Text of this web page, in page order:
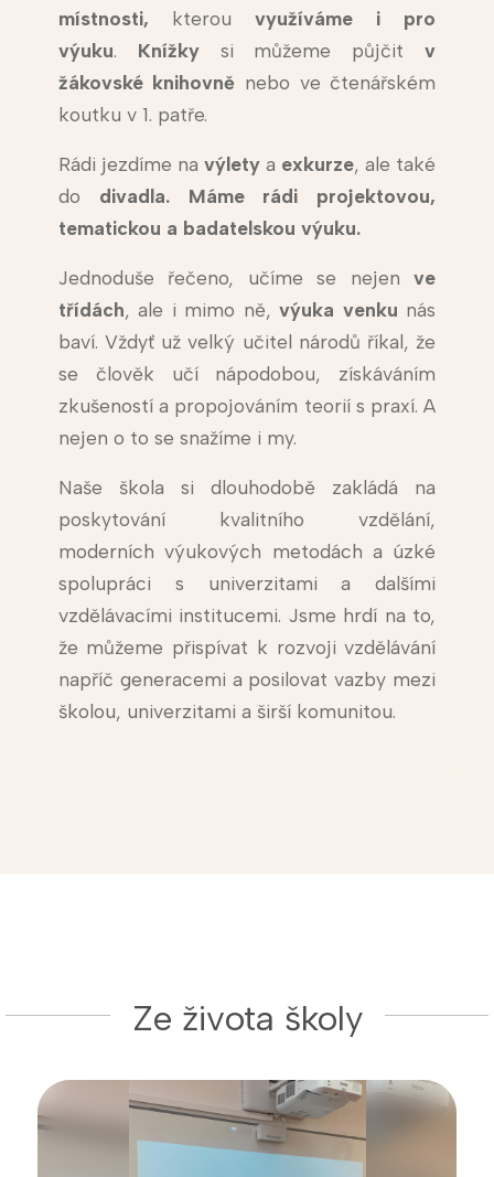
místnosti, kterou využíváme i pro
výuku. Knížkysi můžeme půjčitv
žákovské knihovně nebo ve čtenářském
koutku v 1. patře.
Rádi jezdíme na výletya exkurze, ale také
do divadla. Máme rádi projektovou,
tematickou a badatelskou výuku.
Jednoduše řečeno, učíme se nejenve
třídách, ale i mimo ně,výuka venku nás
baví. Vždyť už velký učitel národů říkal, že
se člověk učí nápodobou, získáváním
zkušeností a propojováním teorií s praxí. A
nejen o to se snažíme i my.
Naše škola si dlouhodobě zakládá na
poskytování kvalitního vzdělání,
moderních výukových metodách a úzké
spolupráci s univerzitami a dalšími
vzdělávacími institucemi. Jsme hrdí na to,
že můžeme přispívat k rozvoji vzdělávání
napříč generacemi a posilovat vazby mezi
školou, univerzitami a širší komunitou.
Ze života školy